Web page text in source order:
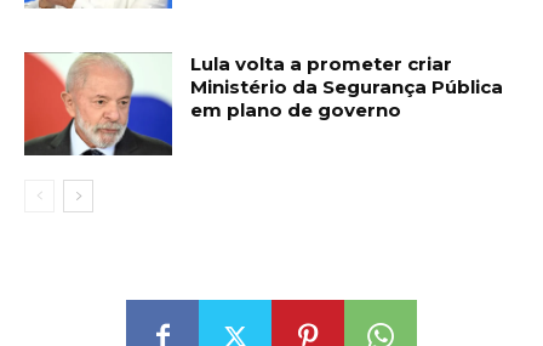
Lula volta a prometer criar
Ministério da Segurança Pública
em plano de governo